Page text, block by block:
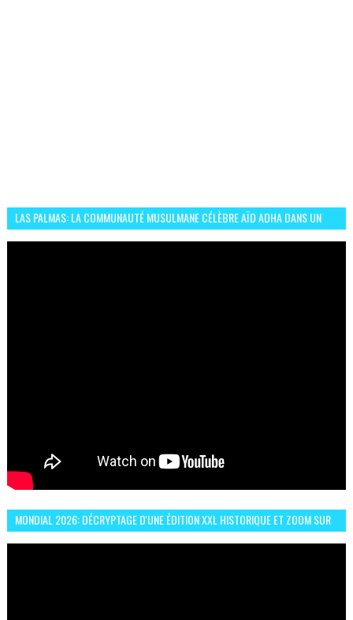
LAS PALMAS: LA COMMUNAUTÉ MUSULMANE CÉLÈBRE AÏD ADHA DANS UN
MONDIAL 2026: DÉCRYPTAGE D'UNE ÉDITION XXL HISTORIQUE ET ZOOM SUR